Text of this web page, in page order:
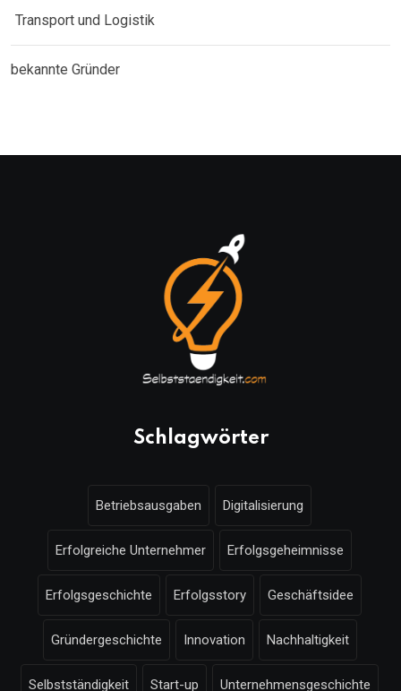
Transport und Logistik
bekannte Gründer
Schlagwörter
Betriebsausgaben Digitalisierung
Erfolgreiche Unternehmer Erfolgsgeheimnisse
Erfolgsgeschichte Erfolgsstory Geschäftsidee
Gründergeschichte Innovation Nachhaltigkeit
Selbstständigkeit Start-up Unternehmensgeschichte